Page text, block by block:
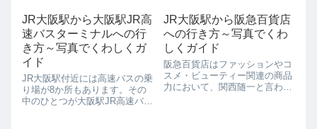
はDEAN & DELUCAの初のテイ
スティング（体験）できるレス
トランとして「マーケット...
JR大阪駅から大阪駅JR高
速バスターミナルへの行
き方～写真でくわしくガ
イド
JR大阪駅付近には高速バスの乗
り場が8か所もあります。その
中のひとつが大阪駅JR高速バス
JR大阪駅から阪急百貨店
への行き方～写真でくわ
しくガイド
阪急百貨店はファッションやコ
スメ・ビューティー関連の商品
力において、関西随一と言われ